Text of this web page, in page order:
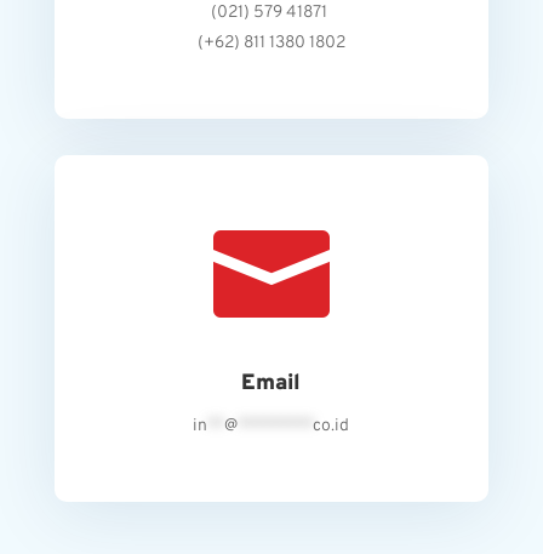
(021) 579 41871
(+62) 811 1380 1802

Email
in **@ *********co.id